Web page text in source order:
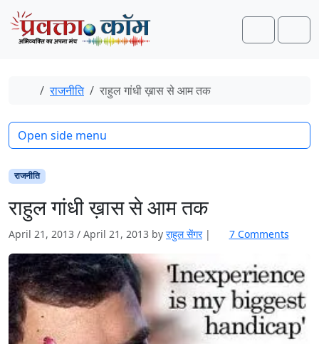
Skip to content
Skip to footer
Search
Home
राजनीति राहुल गांधी ख़ास से आम तक
राजनीति
राहुल गांधी ख़ास से आम तक
April 21, 2013 / April 21, 2013 by राहुल सेंगर | 7 Commentso
हु
गां
धी
ख़ा
Open side menu